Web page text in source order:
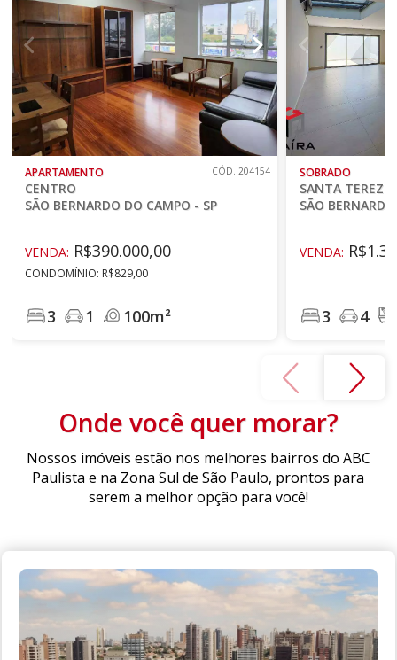
APARTAMENTO
CENTRO
SÃO BERNARDO DO CAMPO - SP
CÓD.:204154
VENDA: R$390.000,00
CONDOMÍNIO: R$829,00
3 1 100m²
SOBRADO
SANTA
SÃO
VENDA:
3 4
Onde você quer morar?
Nossos imóveis estão nos melhores bairros do ABC
Paulista e na Zona Sul de São Paulo, prontos para
serem a melhor opção para você!